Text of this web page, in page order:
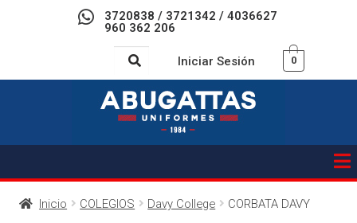
3720838 / 3721342 / 4036627
960 362 206
Iniciar Sesión 0
Inicio COLEGIOS Davy College CORBATA DAVY